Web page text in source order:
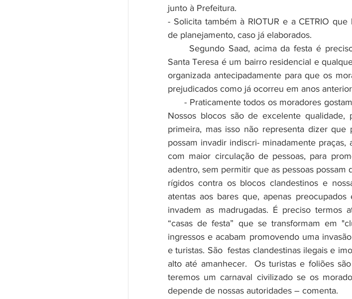
junto à Prefeitura.
- Solicita também à RIOTUR e a CETRIO
de planejamento, caso já elaborados.
Santa Teresa é um bairro residencial e
organizada antecipadamente para que os
prejudicados como já ocorreu em anos
      - Praticamente todos os moradores gostam de carnaval e curtem a festa.
Nossos blocos são de excelente qualidade,
primeira, mas isso não representa dizer que
possam invadir indiscri- minadamente praças,
com maior circulação de pessoas, para
adentro, sem permitir que as pessoas possam
rígidos contra os blocos clandestinos e
atentas aos bares que, apenas
invadem as madrugadas. É preciso termos
“casas de festa” que se transformam em
ingressos e acabam promovendo uma
e turistas. São  festas clandestinas ilegais e
alto até amanhecer.  Os turistas e foliões
teremos um carnaval civilizado se os
depende de nossas autoridades – comenta.